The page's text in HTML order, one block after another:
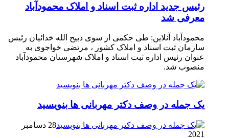
رئیس جدید اداره ثبت اسناد و املاک محمودآباد
معرفی شد
محمودآباد آنلاین: طی حکمی از سوی ذبیح الله خدائیان رئیس
سازمان ثبت اسناد و املاک کشور ، مرتضی خواجوی به
عنوان رئیس اداره ثبت اسناد و املاک شهرستان محمودآباد
منصوب شد.
یک جمله در وصف دکتر مهربانی ها بنویسید
28 دسامبر
2021